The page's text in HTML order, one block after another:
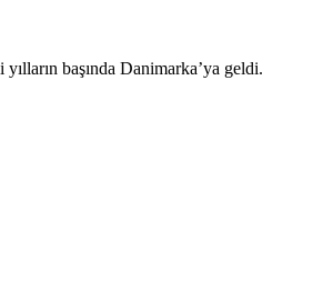
başında Danimarka’ya geldi.